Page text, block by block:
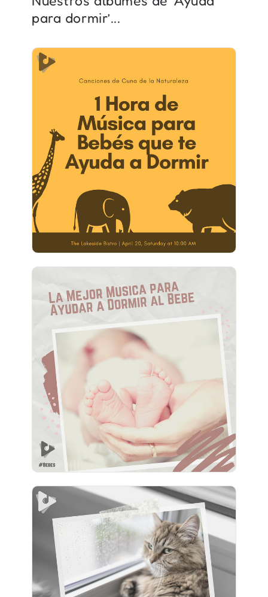
para dormir’...
1 Hora de Música para Bebés
que te Ayuda a Dormir
Información
La Mejor Música para Ayudar
a Dormir al Bebé
Información
Jugar
Lluvia Calmante para Ayudar a
Dormir
Información